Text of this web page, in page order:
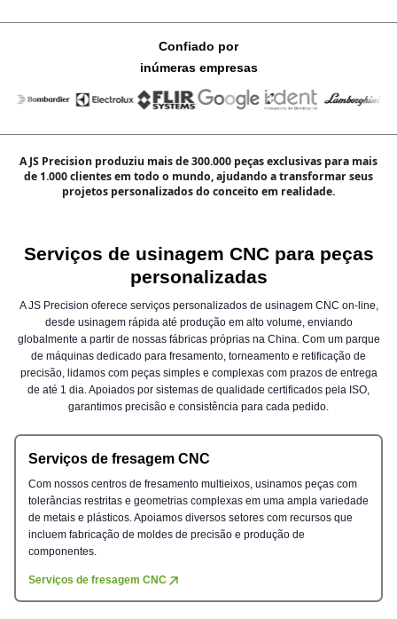
Confiado por
inúmeras empresas
A JS Precision produziu mais de 300.000 peças exclusivas para mais
de 1.000 clientes em todo o mundo, ajudando a transformar seus
projetos personalizados do conceito em realidade.
Serviços de usinagem CNC para peças
personalizadas
A JS Precision oferece serviços personalizados de usinagem CNC on-line,
desde usinagem rápida até produção em alto volume, enviando
globalmente a partir de nossas fábricas próprias na China. Com um parque
de máquinas dedicado para fresamento, torneamento e retificação de
precisão, lidamos com peças simples e complexas com prazos de entrega
de até 1 dia. Apoiados por sistemas de qualidade certificados pela ISO,
garantimos precisão e consistência para cada pedido.
Serviços de fresagem CNC
Com nossos centros de fresamento multieixos, usinamos peças com
tolerâncias restritas e geometrias complexas em uma ampla variedade
de metais e plásticos. Apoiamos diversos setores com recursos que
incluem fabricação de moldes de precisão e produção de
componentes.
Serviços de fresagem CNC